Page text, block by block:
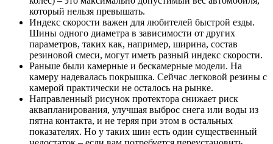
который нельзя превышать.
Индекс скорости важен для любителей быстрой езды.
Шины одного диаметра в зависимости от других
параметров, таких как, например, ширина, состав
резиновой смеси, могут иметь разный индекс скорости.
Раньше были камерные и бескамерные модели. На
камеру надевалась покрышка. Сейчас легковой резины с
камерой практически не осталось на рынке.
Направленный рисунок протектора снижает риск
аквапланирования, улучшая выброс снега или воды из
пятна контакта, и не теряя при этом в остальных
показателях. Но у таких шин есть один существенный